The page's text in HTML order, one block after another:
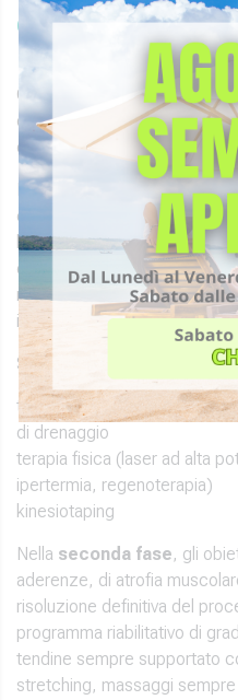
Quali sono gli
modalità di
Gli obiettivi terapeutici e le
dipendono dallo stadio
distinguere 3 fasi in funzione
Nella prima faseabbiamo
e dell’edema, associati alla
biomeccaniche che
questa fase prescrive
mesoterapia locale e può
infiltrazioni con acido
Si associano sedute di
trattamenti di terapia
di drenaggio
terapia fisica (laser ad alta
ipertermia, regenoterapia)
kinesiotaping
Nella seconda fase, gli
aderenze, di atrofia
risoluzione definitiva del
programma riabilitativo di
tendine sempre supportato
stretching, massaggi